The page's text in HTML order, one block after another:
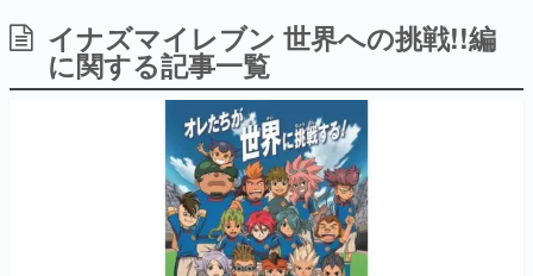
日本のモバイルゲーム史における主要なトピック・タイト
ルを網羅するほか、開発者へのインタビューや識者による
解説を掲載。約20年の歴史が一望できる決定版！
若ゲのいたり〜ゲームクリエイターの青春〜
『うつヌケ』『ペンと箸』等で知られるマンガ家・田中圭
一先生によるゲーム業界レポートマンガです。
なんでゲームは面白い？
ゲーム開発者・hamatsu氏がゲームの魅力を画面や操作の
具体的な形から解き明かしていく、硬派で骨太な評論連載
です。